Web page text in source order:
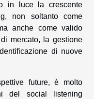
in luce la crescente
non soltanto come
anche come valido
mercato, la gestione
di nuove
future, è molto
del social listening